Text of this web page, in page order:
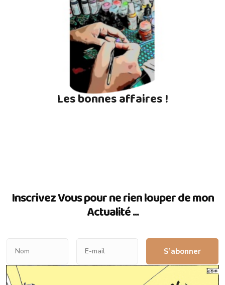
Les bonnes affaires !
Inscrivez Vous pour ne rien louper de mon
Actualité ...
S’abonner